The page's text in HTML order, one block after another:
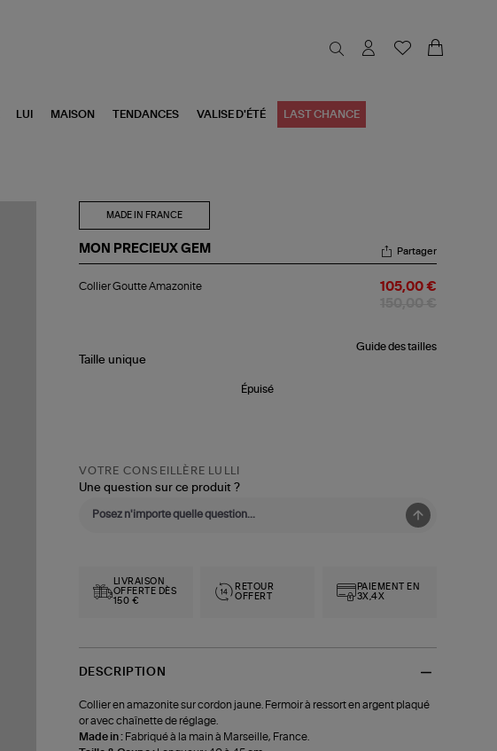
LUI MAISON TENDANCES VALISE D'ÉTÉ LAST CHANCE
MADE IN FRANCE
MON PRECIEUX GEM
Goutte
Partager
Collier Goutte Amazonite 105,00 €
Guide des tailles
Taille unique
Épuisé
VOTRE CONSEILLÈRE LULLI
Une question sur ce produit ?
LIVRAISON
OFFERTE DÈS
150 €
RETOUR
OFFERT
PAIEMENT EN
3X,4X
DESCRIPTION
Collier en amazonite sur cordon jaune. Fermoir à ressort en argent plaqué
or avec chaînette de réglage.
Made in : Fabriqué à la main à Marseille, France.